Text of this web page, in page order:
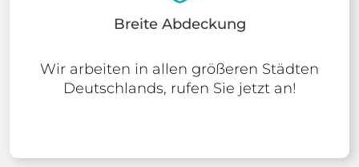
Breite Abdeckung
Wir arbeiten in allen größeren Städten
Deutschlands, rufen Sie jetzt an!